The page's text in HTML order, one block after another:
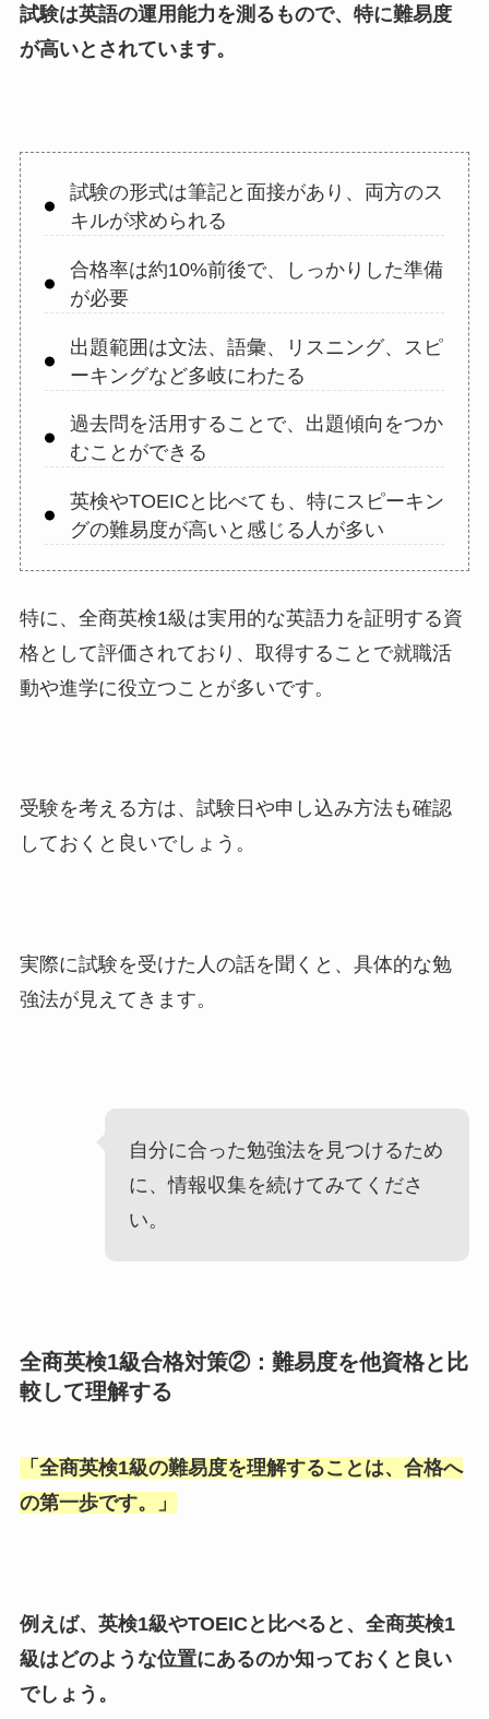
試験は英語の運用能力を測るもので、特に難易度
が高いとされています。
試験の形式は筆記と面接があり、両方のス
キルが求められる
合格率は約10%前後で、しっかりした準備
が必要
出題範囲は文法、語彙、リスニング、スピ
ーキングなど多岐にわたる
過去問を活用することで、出題傾向をつか
むことができる
英検やTOEICと比べても、特にスピーキン
グの難易度が高いと感じる人が多い
特に、全商英検1級は実用的な英語力を証明する資
格として評価されており、取得することで就職活
動や進学に役立つことが多いです。
受験を考える方は、試験日や申し込み方法も確認
しておくと良いでしょう。
実際に試験を受けた人の話を聞くと、具体的な勉
強法が見えてきます。
自分に合った勉強法を見つけるため
に、情報収集を続けてみてくださ
い。
全商英検1級合格対策②：難易度を他資格と比
較して理解する
「 全商英検1級の難易度を理解することは、合格へ
の第一歩です。
」
例えば、英検1級やTOEICと比べると、全商英検1
級はどのような位置にあるのか知っておくと良い
でしょう。